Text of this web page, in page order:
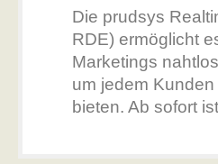
Die prudsys
RDE) ermöglicht
Marketings
um jedem
bieten. Ab sofort